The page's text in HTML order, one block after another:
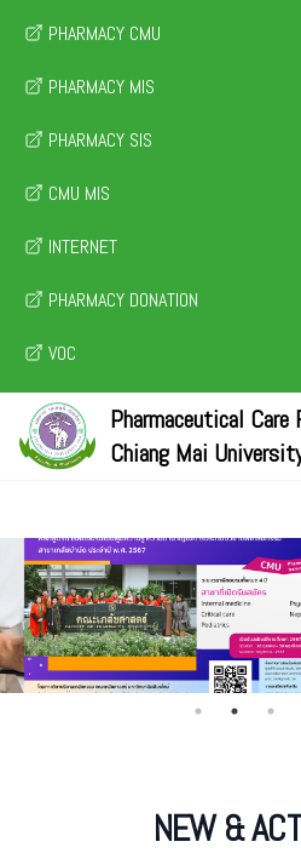
PHARMACY CMU
PHARMACY MIS
PHARMACY SIS
CMU MIS
INTERNET
PHARMACY DONATION
VOC
Pharmaceutical
Chiang Mai
NEW &